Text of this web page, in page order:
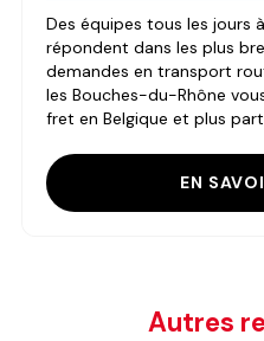
Des équipes tous les jours
répondent dans les plus
demandes en transport
les Bouches-du-Rhône
fret en Belgique et plus
EN
Autres